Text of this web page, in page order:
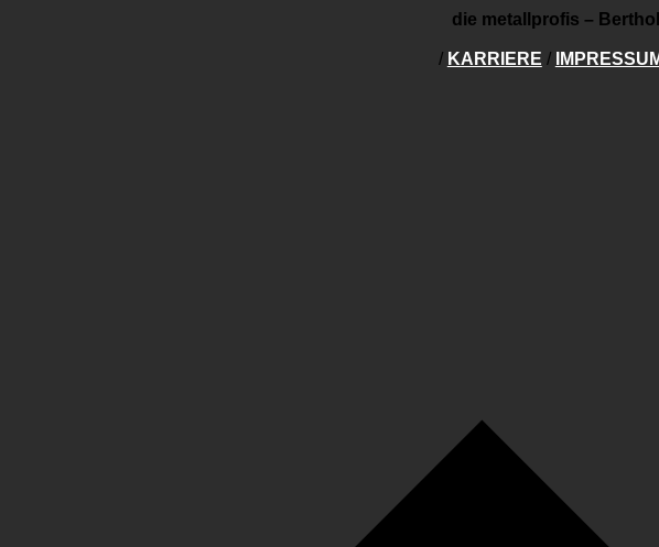
die metallprofis –
/ KARRIERE /